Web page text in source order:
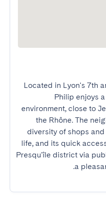
Located in Lyon's 7th
Philip enjoys
environment, close to
the Rhône. The
diversity of shops
life, and its quick
Presqu'île district via
a